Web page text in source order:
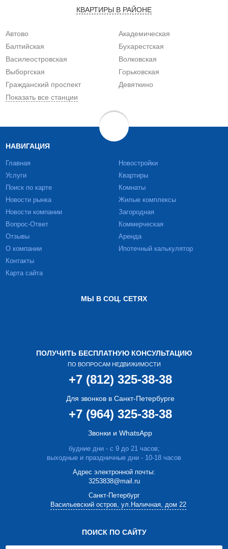
КВАРТИРЫ В РАЙОНЕ
Автово
Академическая
Балтийская
Бухарестская
Василеостровская
Волковская
Выборгская
Горьковская
Гражданский проспект
Девяткино
Показать все станции
НАВИГАЦИЯ
Главная
Услуги
Поиск по карте
Новости рынка
Новости компании
Вопрос-Ответ
Отзывы
О компании
Контакты
Карта сайта
Новостройки
Квартиры
Комнаты
Жилые комплексы
Загородная
Коммерческая
Аренда
Ипотечный калькулятор
МЫ В СОЦ. СЕТЯХ
ПОЛУЧИТЬ БЕСПЛАТНУЮ КОНСУЛЬТАЦИЮ
ПО ВОПРОСАМ НЕДВИЖИМОСТИ
+7 (812) 325-38-38
Для звонков в Санкт-Петербурге
+7 (964) 325-38-38
Звонки и WhatsApp
будние дни - с 9 до 21 часов;
выходные и праздничные дни - 10-18 часов
Адрес электронной почты:
3253838@mail.ru
Cанкт-Петербург
Васильевский остров, ул.Наличная, дом 22
ПОИСК ПО САЙТУ